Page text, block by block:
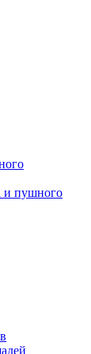
и пушного